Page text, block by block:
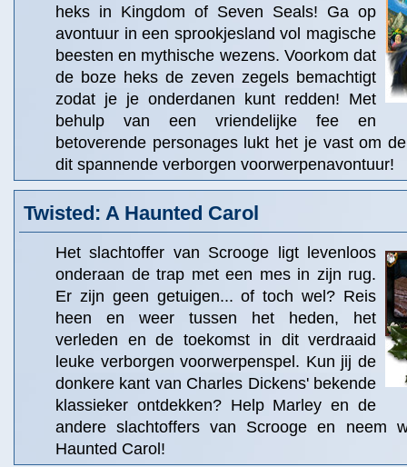
heks in Kingdom of Seven Seals! Ga op
avontuur in een sprookjesland vol magische
beesten en mythische wezens. Voorkom dat
de boze heks de zeven zegels bemachtigt
zodat je je onderdanen kunt redden! Met
behulp van een vriendelijke fee en
betoverende personages lukt het je vast om
dit spannende verborgen voorwerpenavontuur!
Twisted: A Haunted Carol
Het slachtoffer van Scrooge ligt levenloos
onderaan de trap met een mes in zijn rug.
Er zijn geen getuigen... of toch wel? Reis
heen en weer tussen het heden, het
verleden en de toekomst in dit verdraaid
leuke verborgen voorwerpenspel. Kun jij de
donkere kant van Charles Dickens' bekende
klassieker ontdekken? Help Marley en de
andere slachtoffers van Scrooge en neem
Haunted Carol!